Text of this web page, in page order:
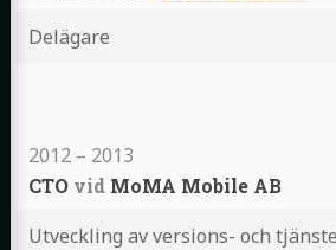
Delägare
2012 – 2013
CTO vid MoMA Mobile AB
Utveckling av versions- och